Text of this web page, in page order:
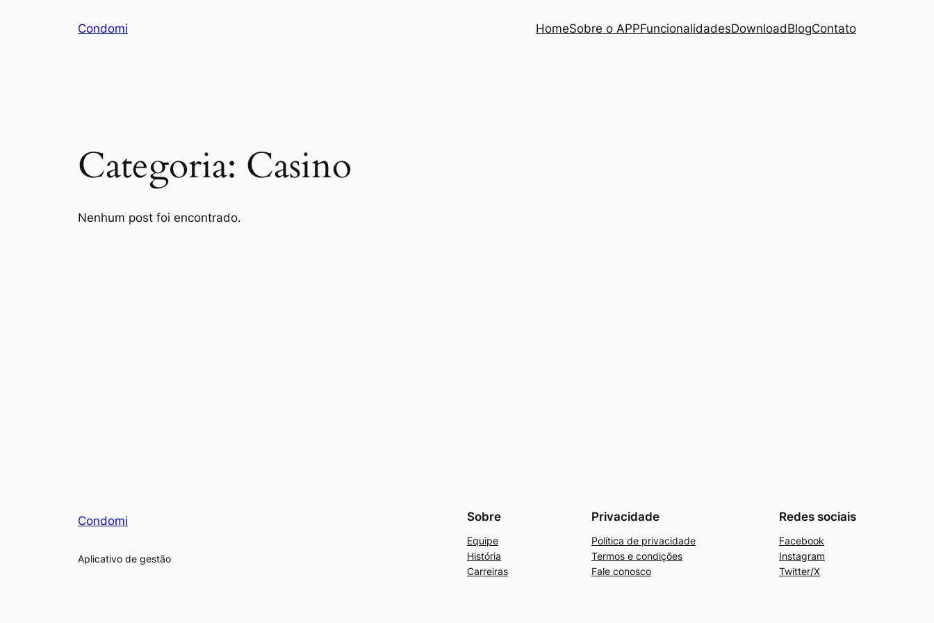
Condomi HomeSobre o APPFuncionalidadesDownloadBlogContato
Categoria: Casino
Nenhum post foi encontrado.
Condomi
Aplicativo de gestão
Sobre
Equipe
História
Carreiras
Privacidade
Política de privacidade
Termos e condições
Fale conosco
Redes sociais
Facebook
Instagram
Twitter/X